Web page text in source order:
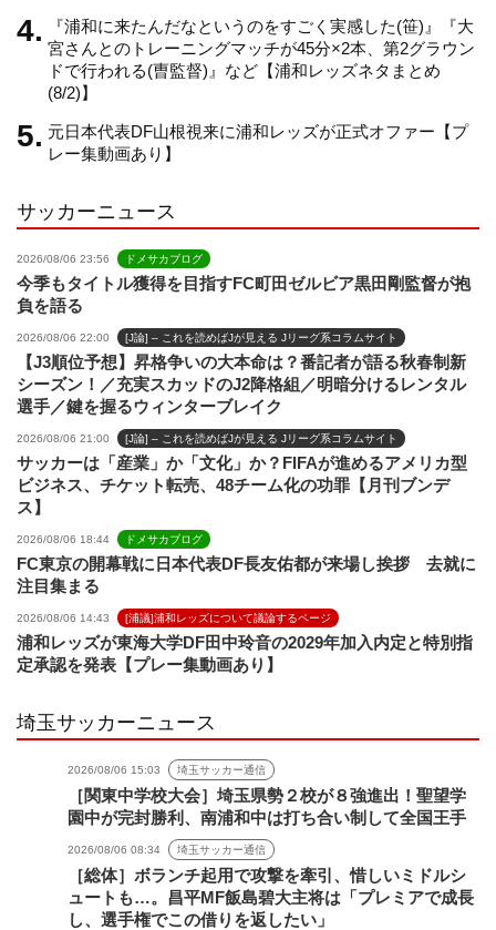
n
『浦和に来たんだなというのをすごく実感した(笹)』『大
宮さんとのトレーニングマッチが45分×2本、第2グラウン
ドで行われる(曺監督)』など【浦和レッズネタまとめ
(8/2)】
元日本代表DF山根視来に浦和レッズが正式オファー【プ
レー集動画あり】
サッカーニュース
2026/08/06 23:56 ドメサカブログ
今季もタイトル獲得を目指すFC町田ゼルビア黒田剛監督が抱
負を語る
2026/08/06 22:00 [J論] – これを読めばJが見える Jリーグ系コラムサイト
【J3順位予想】昇格争いの大本命は？番記者が語る秋春制新
シーズン！／充実スカッドのJ2降格組／明暗分けるレンタル
選手／鍵を握るウィンターブレイク
2026/08/06 21:00 [J論] – これを読めばJが見える Jリーグ系コラムサイト
サッカーは「産業」か「文化」か？FIFAが進めるアメリカ型
ビジネス、チケット転売、48チーム化の功罪【月刊ブンデ
ス】
2026/08/06 18:44 ドメサカブログ
FC東京の開幕戦に日本代表DF長友佑都が来場し挨拶 去就に
注目集まる
2026/08/06 14:43 [浦議]浦和レッズについて議論するページ
浦和レッズが東海大学DF田中玲音の2029年加入内定と特別指
定承認を発表【プレー集動画あり】
埼玉サッカーニュース
2026/08/06 15:03 埼玉サッカー通信
［関東中学校大会］埼玉県勢２校が８強進出！聖望学
園中が完封勝利、南浦和中は打ち合い制して全国王手
2026/08/06 08:34 埼玉サッカー通信
［総体］ボランチ起用で攻撃を牽引、惜しいミドルシ
ュートも…。昌平MF飯島碧大主将は「プレミアで成長
し、選手権でこの借りを返したい」